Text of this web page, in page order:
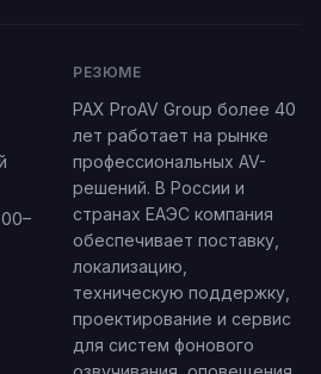
РЕЗЮМЕ
PAX ProAV Group более 40
лет работает на рынке
профессиональных AV-
решений. В России и
странах ЕАЭС компания
обеспечивает поставку,
локализацию,
техническую поддержку,
проектирование и сервис
для систем фонового